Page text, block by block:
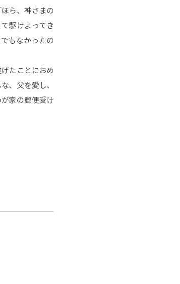
ら、神さまの
駆けよってき
もなかったの
たことにおめ
、父を愛し、
家の郵便受け